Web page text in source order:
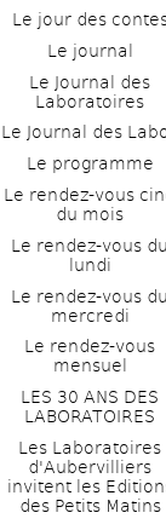
Le jour des
Le journal
Le Journal des
Laboratoires
Le Journal des
Le programme
Le rendez-vous
du mois
Le rendez-vous du
lundi
Le rendez-vous du
mercredi
Le rendez-vous
mensuel
LES 30 ANS DES
LABORATOIRES
Les Laboratoires
d'Aubervilliers
invitent les
des Petits Matins